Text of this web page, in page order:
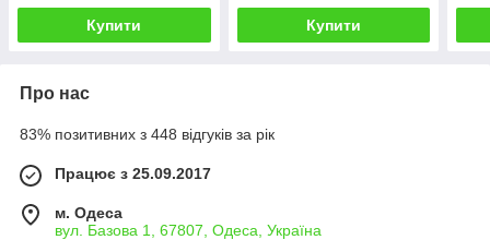
Купити Купити
Про нас
83% позитивних з 448 відгуків за рік
Працює з 25.09.2017
м. Одеса
вул. Базова 1, 67807, Одеса, Україна